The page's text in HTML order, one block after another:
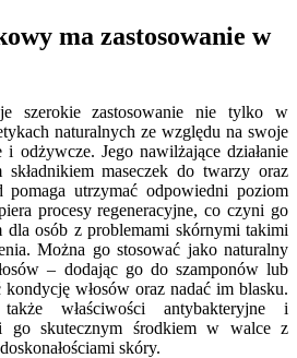
ma zastosowanie w
szerokie zastosowanie nie tylko w
naturalnych ze względu na swoje
i odżywcze. Jego nawilżające działanie
maseczek do twarzy oraz
pomaga utrzymać odpowiedni poziom
procesy regeneracyjne, co czyni go
dla osób z problemami skórnymi takimi
Można go stosować jako naturalny
– dodając go do szamponów lub
włosów oraz nadać im blasku.
właściwości antybakteryjne i
go skutecznym środkiem w walce z
skóry.